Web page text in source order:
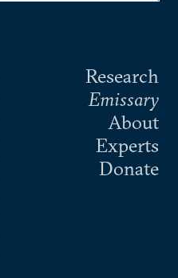
Research
Emissary
About
Experts
Donate